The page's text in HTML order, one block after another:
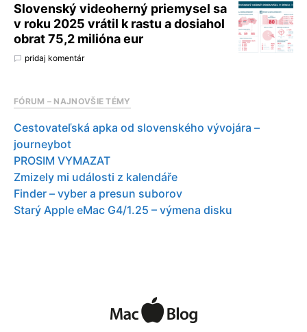
Slovenský videoherný priemysel sa
v roku 2025 vrátil k rastu a dosiahol
obrat 75,2 milióna eur
pridaj komentár
FÓRUM – NAJNOVŠIE TÉMY
Cestovateľská apka od slovenského vývojára –
journeybot
PROSIM VYMAZAT
Zmizely mi události z kalendáře
Finder – vyber a presun suborov
Starý Apple eMac G4/1.25 – výmena disku